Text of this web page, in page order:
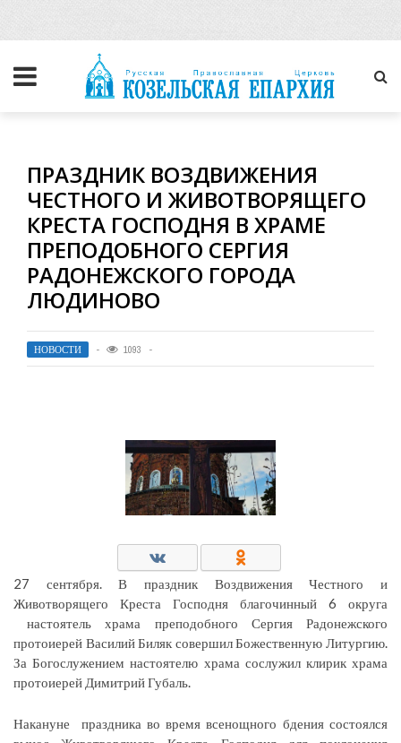
ПРАЗДНИК ВОЗДВИЖЕНИЯ
ЧЕСТНОГО И ЖИВОТВОРЯЩЕГО
КРЕСТА ГОСПОДНЯ В ХРАМЕ
ПРЕПОДОБНОГО СЕРГИЯ
РАДОНЕЖСКОГО ГОРОДА
ЛЮДИНОВО
НОВОСТИ 1093
27 сентября. В праздник Воздвижения Честного и
Животворящего Креста Господня благочинный 6 округа
настоятель храма преподобного Сергия Радонежского
протоиерей Василий Биляк совершил Божественную Литургию.
За Богослужением настоятелю храма сослужил клирик храма
протоиерей Димитрий Губаль.
Накануне праздника во время всенощного бдения состоялся